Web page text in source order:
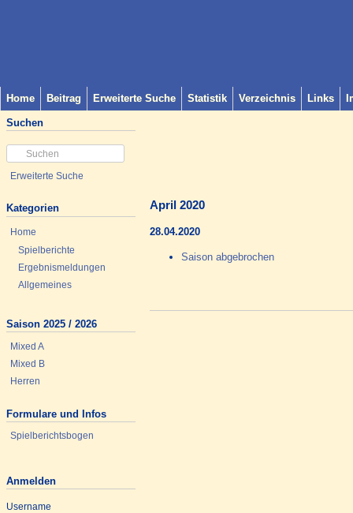
Home Beitrag Erweiterte Suche Statistik Verzeichnis Links
April 2020
28.04.2020
Saison abgebrochen
Suchen
Erweiterte Suche
Kategorien
Home
Spielberichte
Ergebnismeldungen
Allgemeines
Saison 2025 / 2026
Mixed A
Mixed B
Herren
Formulare und Infos
Spielberichtsbogen
Anmelden
Username